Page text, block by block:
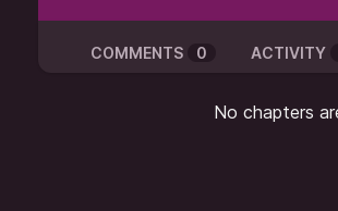
COMMENTS 0 ACTIVITY
No chapters